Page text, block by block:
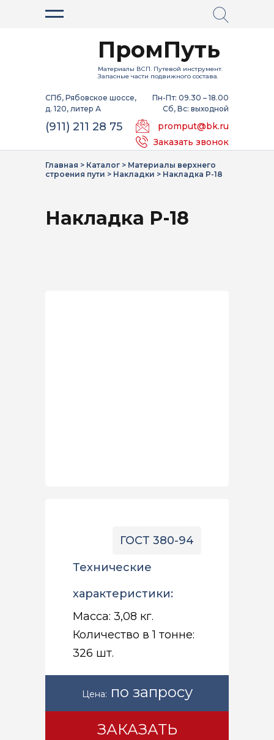
ПромПуть
Материалы ВСП. Путевой инструмент.
Запасные части подвижного состава.
СПб, Рябовское шоссе,
д. 120, литер А
Пн-Пт: 09.30 – 18.00
Сб, Вс: выходной
(911) 211 28 75
promput@bk.ru
Заказать звонок
Главная > Каталог > Материалы верхнего
строения пути > Накладки > Накладка Р-18
Накладка Р-18
ГОСТ 380-94
Технические
характеристики:
Масса: 3,08 кг.
Количество в 1 тонне:
326 шт.
Цена: по запросу
ЗАКАЗАТЬ